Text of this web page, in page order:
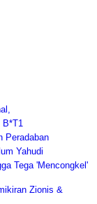
B*T1
Peradaban
Yahudi
Tega 'Mencongkel'
Zionis &